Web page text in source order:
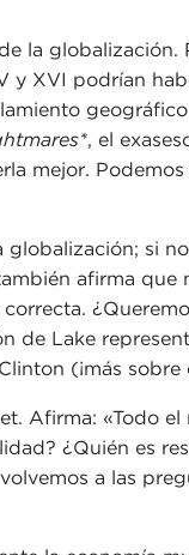
la globalización.
y XVI podrían
, el
mejor.
si
afirma
de Lake
(¡más sobre
Afirma: «Todo
¿Quién es
a las